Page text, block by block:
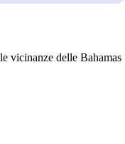
vicinanze delle Bahamas